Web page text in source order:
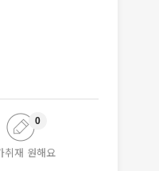
취재 원해요
0